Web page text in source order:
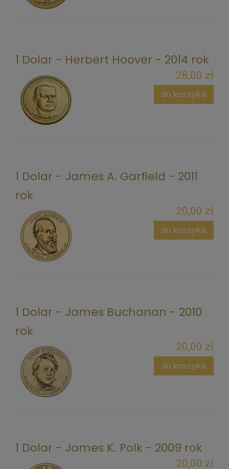
1 Dolar - Herbert Hoover - 2014 rok
28,00 zł
do koszyka
1 Dolar - James A. Garfield - 2011
rok
20,00 zł
do koszyka
1 Dolar - James Buchanan - 2010
rok
20,00 zł
do koszyka
1 Dolar - James K. Polk - 2009 rok
20,00 zł